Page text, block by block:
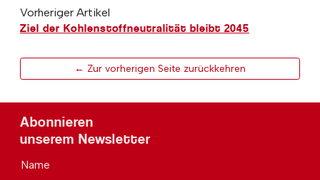
Vorheriger Artikel
Ziel der Kohlenstoffneutralität bleibt 2045
← Zur vorherigen Seite zurückkehren
Abonnieren
unserem Newsletter
Name